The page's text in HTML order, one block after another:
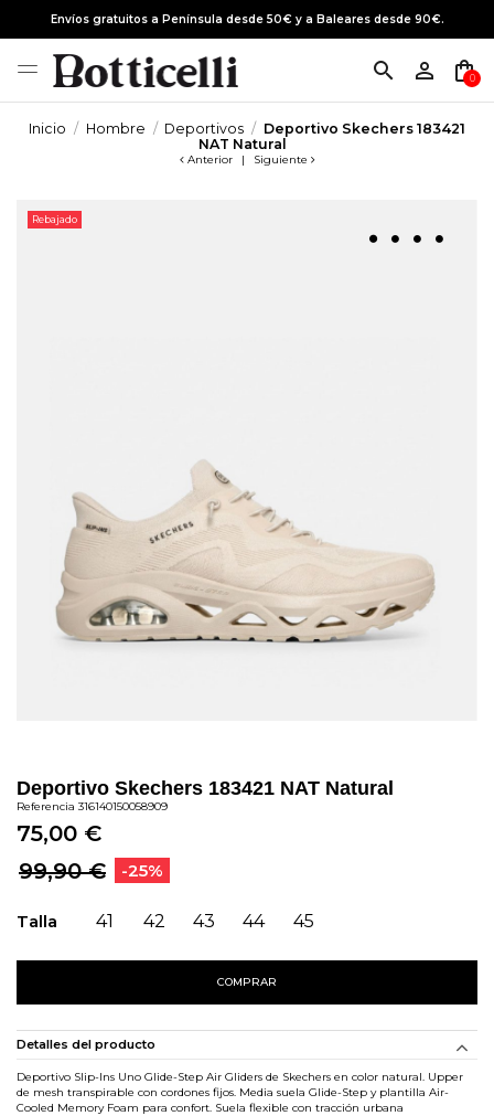
Envíos gratuitos a Península desde 50€ y a Baleares desde 90€.
search person_outline shopping_bag
0
Inicio Hombre Deportivos
Deportivo Skechers 183421
NAT Natural
Anterior | Siguiente
Rebajado
Deportivo Skechers 183421 NAT Natural
Referencia 316140150058909
75,00 €
99,90 €
-25%
Talla 41 42 43 44 45
COMPRAR
Detalles del producto
Deportivo Slip-Ins Uno Glide-Step Air Gliders de Skechers en color natural. Upper
de mesh transpirable con cordones fijos. Media suela Glide-Step y plantilla Air-
Cooled Memory Foam para confort. Suela flexible con tracción urbana